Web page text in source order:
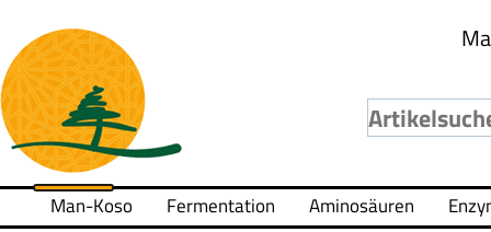
Man-Koso Fermentation Aminosäuren